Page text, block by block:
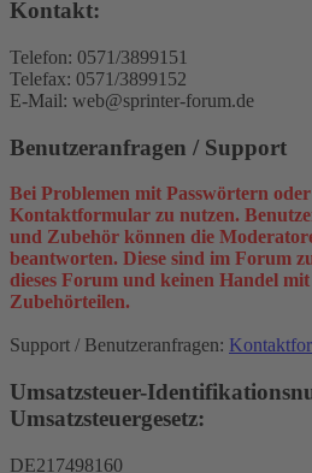
Kontakt:
Telefon: 0571/3899151
Telefax: 0571/3899152
E-Mail: web@sprinter-forum.de
Benutzeranfragen / Support
Bei Problemen mit Passwörtern
Kontaktformular zu nutzen.
und Zubehör können die
beantworten. Diese sind im Forum
dieses Forum und keinen Handel
Zubehörteilen.
Support / Benutzeranfragen:
Umsatzsteuer-
Umsatzsteuergesetz:
DE217498160